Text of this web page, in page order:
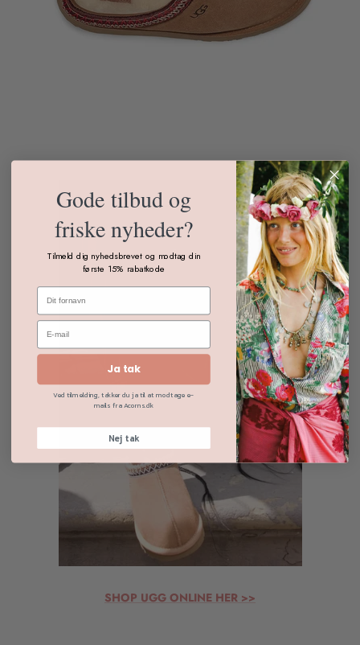
SHOP UGG ONLINE HER >>
Gode tilbud og
friske nyheder?
Tilmeld dig nyhedsbrevet og modtag din
første 15% rabatkode
Ja tak
Ved tilmelding, takker du ja til at modtage e-
mails fra Acorns.dk
Nej tak